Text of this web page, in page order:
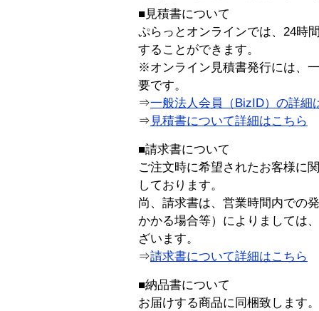
■見積書について
ぷらっとオンラインでは、24時
することができます。
※オンライン見積書発行には、
要です。
⇒一般法人会員（BizID）の詳細
⇒ 見積書について詳細はこちら
■請求書について
ご注文時に希望されたお客様に
しております。
尚、請求書は、営業時間内での
かかる場合等）によりましては
ざいます。
⇒請求書について詳細はこちら
■納品書について
お届けする商品に同梱致します。